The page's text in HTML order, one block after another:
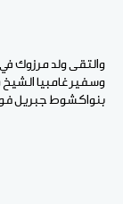
والتقى ولد مرزوك في
وسفير غامبيا الشيخ
بنواكشوط جبريل